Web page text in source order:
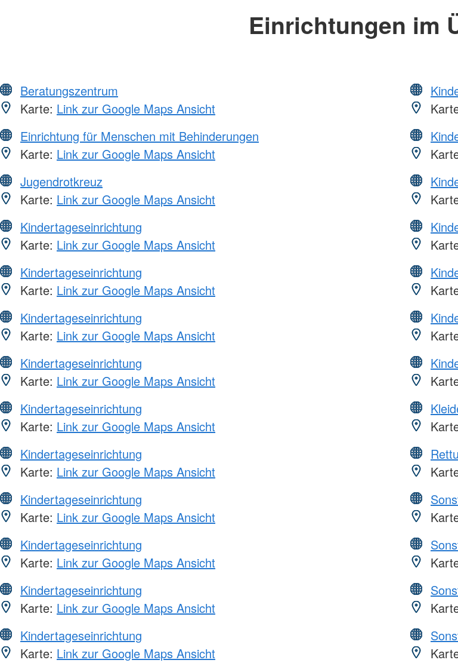
Einrichtungen im
Beratungszentrum
Karte: Link zur Google Maps Ansicht
Einrichtung für Menschen mit Behinderungen
Karte: Link zur Google Maps Ansicht
Jugendrotkreuz
Karte: Link zur Google Maps Ansicht
Kindertageseinrichtung
Karte: Link zur Google Maps Ansicht
Kindertageseinrichtung
Karte: Link zur Google Maps Ansicht
Kindertageseinrichtung
Karte: Link zur Google Maps Ansicht
Kindertageseinrichtung
Karte: Link zur Google Maps Ansicht
Kindertageseinrichtung
Karte: Link zur Google Maps Ansicht
Kindertageseinrichtung
Karte: Link zur Google Maps Ansicht
Kindertageseinrichtung
Karte: Link zur Google Maps Ansicht
Kindertageseinrichtung
Karte: Link zur Google Maps Ansicht
Kindertageseinrichtung
Karte: Link zur Google Maps Ansicht
Kindertageseinrichtung
Karte: Link zur Google Maps Ansicht